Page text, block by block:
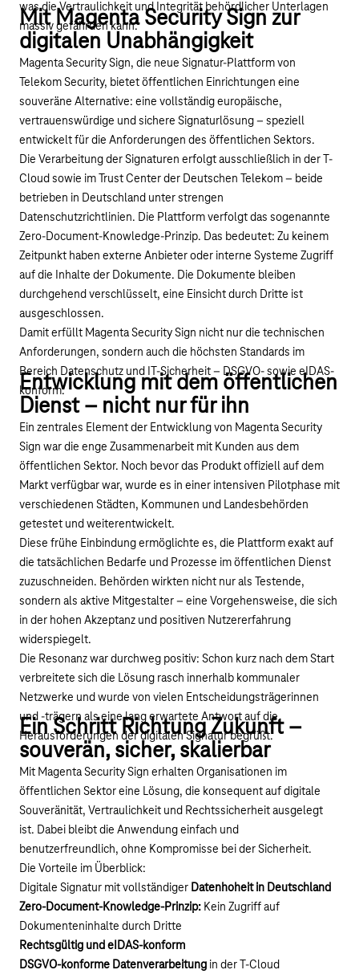
was die Vertraulichkeit und Integrität behördlicher Unterlagen
massiv gefährden kann.
Mit Magenta Security Sign zur
digitalen Unabhängigkeit
Magenta Security Sign, die neue Signatur-Plattform von
Telekom Security, bietet öffentlichen Einrichtungen eine
souveräne Alternative: eine vollständig europäische,
vertrauenswürdige und sichere Signaturlösung – speziell
entwickelt für die Anforderungen des öffentlichen Sektors.
Die Verarbeitung der Signaturen erfolgt ausschließlich in der T-
Cloud sowie im Trust Center der Deutschen Telekom – beide
betrieben in Deutschland unter strengen
Datenschutzrichtlinien. Die Plattform verfolgt das sogenannte
Zero-Document-Knowledge-Prinzip. Das bedeutet: Zu keinem
Zeitpunkt haben externe Anbieter oder interne Systeme Zugriff
auf die Inhalte der Dokumente. Die Dokumente bleiben
durchgehend verschlüsselt, eine Einsicht durch Dritte ist
ausgeschlossen.
Damit erfüllt Magenta Security Sign nicht nur die technischen
Anforderungen, sondern auch die höchsten Standards im
Bereich Datenschutz und IT-Sicherheit – DSGVO- sowie eIDAS-
konform.
Entwicklung mit dem öffentlichen
Dienst – nicht nur für ihn
Ein zentrales Element der Entwicklung von Magenta Security
Sign war die enge Zusammenarbeit mit Kunden aus dem
öffentlichen Sektor. Noch bevor das Produkt offiziell auf dem
Markt verfügbar war, wurde es in einer intensiven Pilotphase mit
verschiedenen Städten, Kommunen und Landesbehörden
getestet und weiterentwickelt.
Diese frühe Einbindung ermöglichte es, die Plattform exakt auf
die tatsächlichen Bedarfe und Prozesse im öffentlichen Dienst
zuzuschneiden. Behörden wirkten nicht nur als Testende,
sondern als aktive Mitgestalter – eine Vorgehensweise, die sich
in der hohen Akzeptanz und positiven Nutzererfahrung
widerspiegelt.
Die Resonanz war durchweg positiv: Schon kurz nach dem Start
verbreitete sich die Lösung rasch innerhalb kommunaler
Netzwerke und wurde von vielen Entscheidungsträgerinnen
und -trägern als eine lang erwartete Antwort auf die
Herausforderungen der digitalen Signatur begrüßt.
Ein Schritt Richtung Zukunft –
souverän, sicher, skalierbar
Mit Magenta Security Sign erhalten Organisationen im
öffentlichen Sektor eine Lösung, die konsequent auf digitale
Souveränität, Vertraulichkeit und Rechtssicherheit ausgelegt
ist. Dabei bleibt die Anwendung einfach und
benutzerfreundlich, ohne Kompromisse bei der Sicherheit.
Die Vorteile im Überblick:
Digitale Signatur mit vollständiger Datenhoheit in Deutschland
Zero-Document-Knowledge-Prinzip: Kein Zugriff auf
Dokumenteninhalte durch Dritte
Rechtsgültig und eIDAS-konform
DSGVO-konforme Datenverarbeitung in der T-Cloud